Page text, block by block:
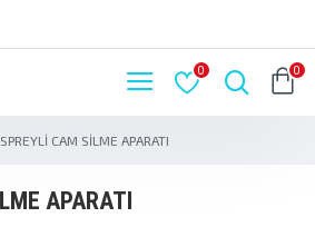
0 0
SPREYLİ CAM SİLME APARATI
APARATI